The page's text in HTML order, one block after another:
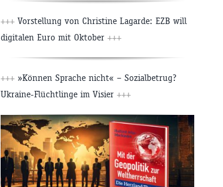
+++ Vorstellung von Christine Lagarde: EZB will
digitalen Euro mit Oktober +++
+++ »Können Sprache nicht« – Sozialbetrug?
Ukraine-Flüchtlinge im Visier +++